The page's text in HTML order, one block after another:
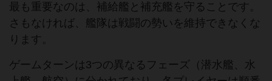
最も重要なのは、補給艦と補充艦を守ることです。
さもなければ、艦隊は戦闘の勢いを維持できなくな
ります。
ゲームターンは3つの異なるフェーズ（潜水艦、水